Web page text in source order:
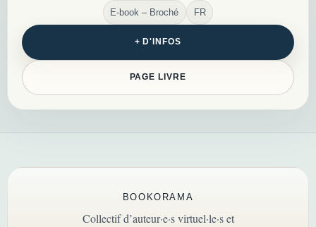
E-book – Broché FR
+ D'INFOS
PAGE LIVRE
BOOKORAMA
Collectif d’auteur·e·s virtuel·le·s et